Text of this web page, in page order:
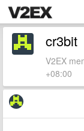
cr3bit
V2EX
+08:00